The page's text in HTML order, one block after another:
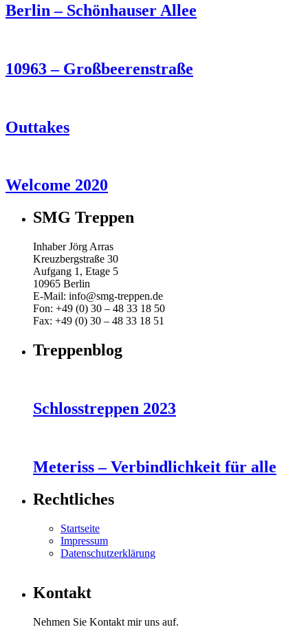
Berlin – Schönhauser Allee
10963 – Großbeerenstraße
Outtakes
Welcome 2020
SMG Treppen
Inhaber Jörg Arras
Kreuzbergstraße 30
Aufgang 1, Etage 5
10965 Berlin
E-Mail: info@smg-treppen.de
Fon: +49 (0) 30 – 48 33 18 50
Fax: +49 (0) 30 – 48 33 18 51
Treppenblog
Schlosstreppen 2023
Meteriss – Verbindlichkeit für alle
Rechtliches
Startseite
Impressum
Datenschutzerklärung
Kontakt
Nehmen Sie Kontakt mir uns auf.